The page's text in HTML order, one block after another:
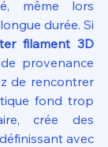
même lors
durée. Si
filament 3D
de provenance
de rencontrer
fond trop
crée des
avec